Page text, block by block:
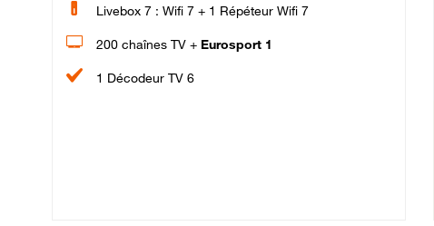
Livebox 7 : Wifi 7 + 1 Répéteur Wifi 7
200 chaînes TV + Eurosport 1
1 Décodeur TV 6